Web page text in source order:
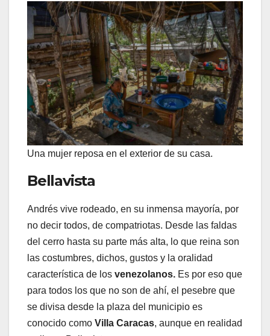
Una mujer reposa en el exterior de su casa.
Bellavista
Andrés vive rodeado, en su inmensa mayoría, por
no decir todos, de compatriotas. Desde las faldas
del cerro hasta su parte más alta, lo que reina son
las costumbres, dichos, gustos y la oralidad
característica de los venezolanos. Es por eso que
para todos los que no son de ahí, el pesebre que
se divisa desde la plaza del municipio es
conocido como Villa Caracas, aunque en realidad